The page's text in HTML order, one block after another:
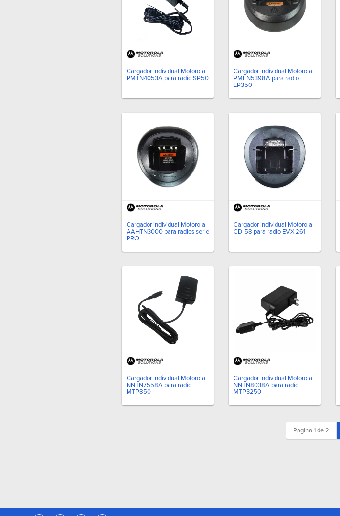
Cargador individual Motorola
PMTN4053A para radio SP50
Cargador individual Motorola
PMLN5398A para radio
EP350
Cargador individual Motorola
AAHTN3000 para radios serie
PRO
Cargador individual Motorola
CD-58 para radio EVX-261
Cargador individual Motorola
NNTN7558A para radio
MTP850
Cargador individual Motorola
NNTN8038A para radio
MTP3250
Pagina 1 de 2